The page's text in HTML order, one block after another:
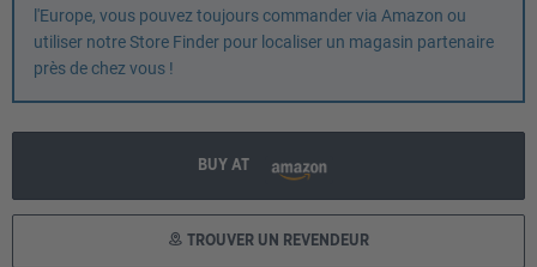
l'Europe, vous pouvez toujours commander via Amazon ou
utiliser notre Store Finder pour localiser un magasin partenaire
près de chez vous !
BUY AT
TROUVER UN REVENDEUR